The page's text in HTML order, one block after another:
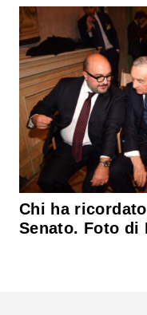
Chi ha
Senato. Foto di